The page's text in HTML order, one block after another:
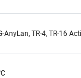
AnyLan, TR-4, TR-16